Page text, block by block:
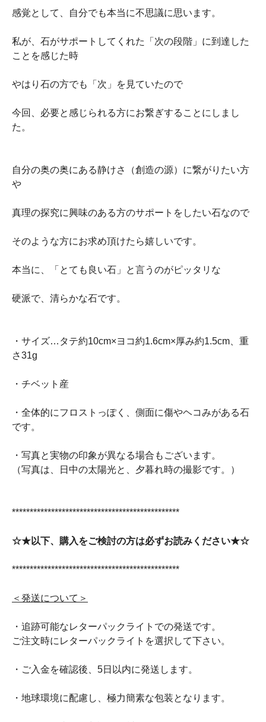
感覚として、自分でも本当に不思議に思います。
私が、石がサポートしてくれた「次の段階」に到達した
ことを感じた時
やはり石の方でも「次」を見ていたので
今回、必要と感じられる方にお繋ぎすることにしまし
た。
自分の奥の奥にある静けさ（創造の源）に繋がりたい方
や
真理の探究に興味のある方のサポートをしたい石なので
そのような方にお求め頂けたら嬉しいです。
本当に、「とても良い石」と言うのがピッタリな
硬派で、清らかな石です。
・サイズ…タテ約10cm×ヨコ約1.6cm×厚み約1.5cm、重
さ31g
・チベット産
・全体的にフロストっぽく、側面に傷やヘコみがある石
です。
・写真と実物の印象が異なる場合もございます。
（写真は、日中の太陽光と、夕暮れ時の撮影です。）
***********************************************
☆★以下、購入をご検討の方は必ずお読みください★☆
***********************************************
＜発送について＞
・追跡可能なレターパックライトでの発送です。
ご注文時にレターパックライトを選択して下さい。
・ご入金を確認後、5日以内に発送します。
・地球環境に配慮し、極力簡素な包装となります。